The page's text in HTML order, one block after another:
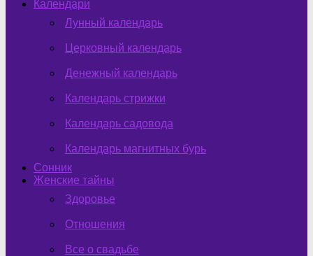
Календари
Лунный календарь
Церковный календарь
Денежный календарь
Календарь стрижки
Календарь садовода
Календарь магнитных бурь
Сонник
Женские тайны
Здоровье
Отношения
Все о свадьбе